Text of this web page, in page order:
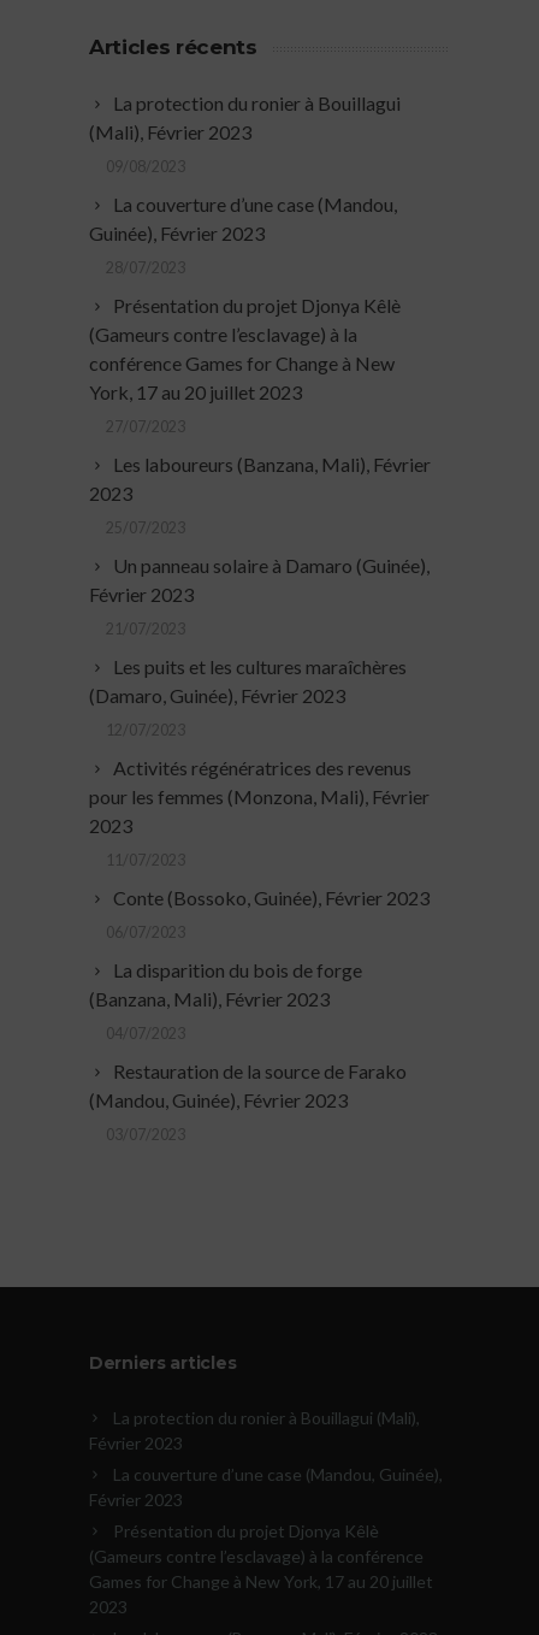
Articles récents
La protection du ronier à Bouillagui
(Mali), Février 2023
09/08/2023
La couverture d’une case (Mandou,
Guinée), Février 2023
28/07/2023
Présentation du projet Djonya Kêlè
(Gameurs contre l’esclavage) à la
conférence Games for Change à New
York, 17 au 20 juillet 2023
27/07/2023
Les laboureurs (Banzana, Mali), Février
2023
25/07/2023
Un panneau solaire à Damaro (Guinée),
Février 2023
21/07/2023
Les puits et les cultures maraîchères
(Damaro, Guinée), Février 2023
12/07/2023
Activités régénératrices des revenus
pour les femmes (Monzona, Mali), Février
2023
11/07/2023
Conte (Bossoko, Guinée), Février 2023
06/07/2023
La disparition du bois de forge
(Banzana, Mali), Février 2023
04/07/2023
Restauration de la source de Farako
(Mandou, Guinée), Février 2023
03/07/2023
Derniers articles
La protection du ronier à Bouillagui (Mali),
Février 2023
La couverture d’une case (Mandou, Guinée),
Février 2023
Présentation du projet Djonya Kêlè
(Gameurs contre l’esclavage) à la conférence
Games for Change à New York, 17 au 20 juillet
2023